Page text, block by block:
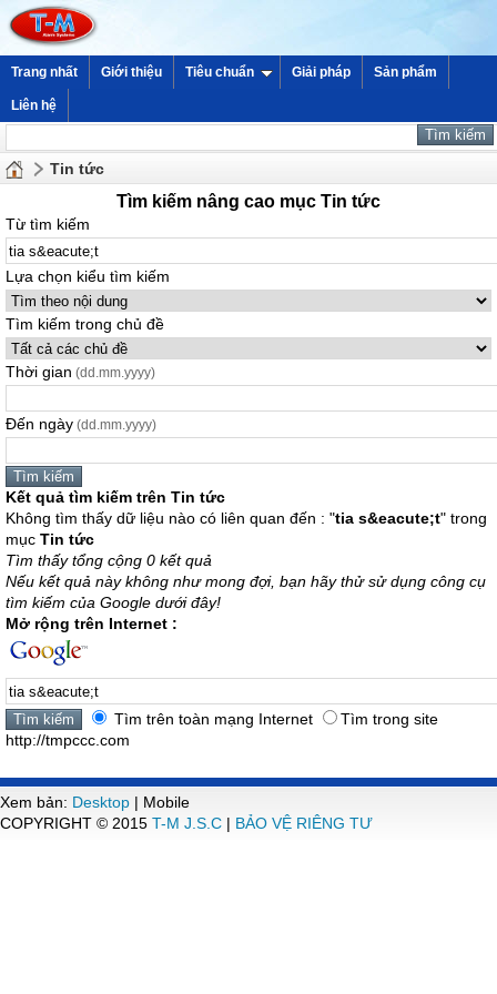
Trang nhất Giới thiệu Tiêu chuẩn Giải pháp Sản phẩm
Liên hệ
Tin tức
Tìm kiếm nâng cao mục Tin tức
Từ tìm kiếm
Lựa chọn kiểu tìm kiếm
Tìm kiếm trong chủ đề
Thời gian (dd.mm.yyyy)
Đến ngày (dd.mm.yyyy)
Kết quả tìm kiếm trên Tin tức
Không tìm thấy dữ liệu nào có liên quan đến : "tia s&eacute;t" trong
mục Tin tức
Tìm thấy tổng cộng 0 kết quả
Nếu kết quả này không như mong đợi, bạn hãy thử sử dụng công cụ
tìm kiếm của Google dưới đây!
Mở rộng trên Internet :
Tìm trên toàn mạng Internet
Tìm trong site
http://tmpccc.com
Xem bản: Desktop | Mobile
COPYRIGHT © 2015 T-M J.S.C | BẢO VỆ RIÊNG TƯ